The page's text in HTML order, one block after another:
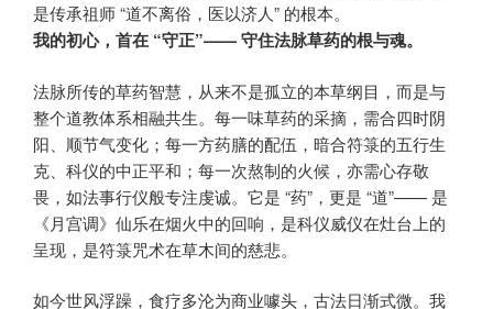
是传承祖师 “道不离俗，医以济人” 的根本。
我的初心，首在 “守正”—— 守住法脉草药的根与魂。
法脉所传的草药智慧，从来不是孤立的本草纲目，而是与
整个道教体系相融共生。每一味草药的采摘，需合四时阴
阳、顺节气变化；每一方药膳的配伍，暗合符箓的五行生
克、科仪的中正平和；每一次熬制的火候，亦需心存敬
畏，如法事行仪般专注虔诚。它是 “药”，更是 “道”—— 是
《月宫调》仙乐在烟火中的回响，是科仪威仪在灶台上的
呈现，是符箓咒术在草木间的慈悲。
如今世风浮躁，食疗多沦为商业噱头，古法日渐式微。我